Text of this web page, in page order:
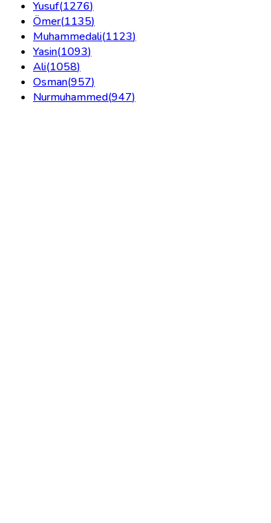
Yusuf(1276)
Ömer(1135)
Muhammedali(1123)
Yasin(1093)
Ali(1058)
Osman(957)
Nurmuhammed(947)